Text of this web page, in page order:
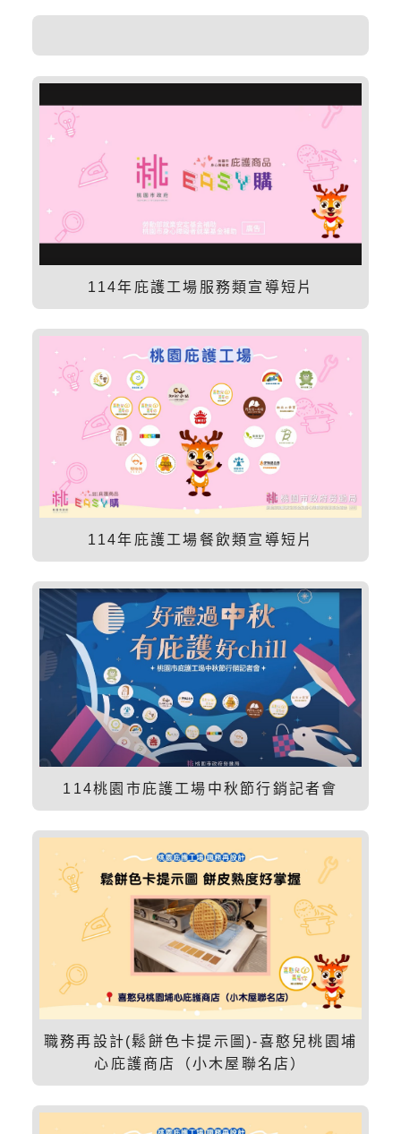
114年庇護工場服務類宣導短片
114年庇護工場餐飲類宣導短片
114桃園市庇護工場中秋節行銷記者會
職務再設計(鬆餅色卡提示圖)-喜憨兒桃園埔
心庇護商店（小木屋聯名店）